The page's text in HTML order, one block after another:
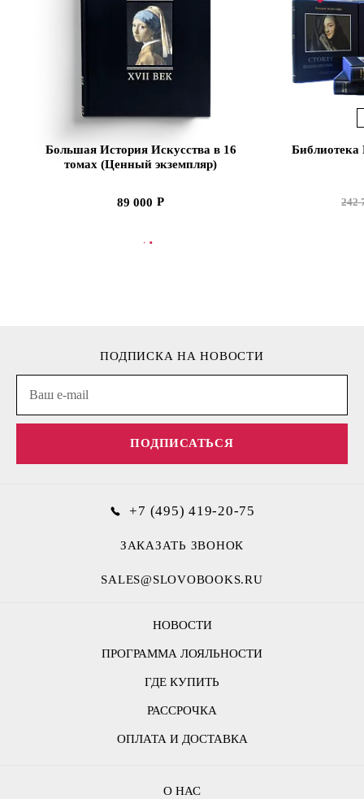
Большая История Искусства в 16
томах (Ценный экземпляр)
89 000
В КОРЗИНУ
Библиотека
242
НОВОСТИ
ПРОГРАММА ЛОЯЛЬНОСТИ
ГДЕ КУПИТЬ
РАССРОЧКА
ОПЛАТА И ДОСТАВКА
ПОДПИСКА НА НОВОСТИ
ПОДПИСАТЬСЯ
О НАС
+7 (495) 419-20-75
ЗАКАЗАТЬ ЗВОНОК
SALES@SLOVOBOOKS.RU